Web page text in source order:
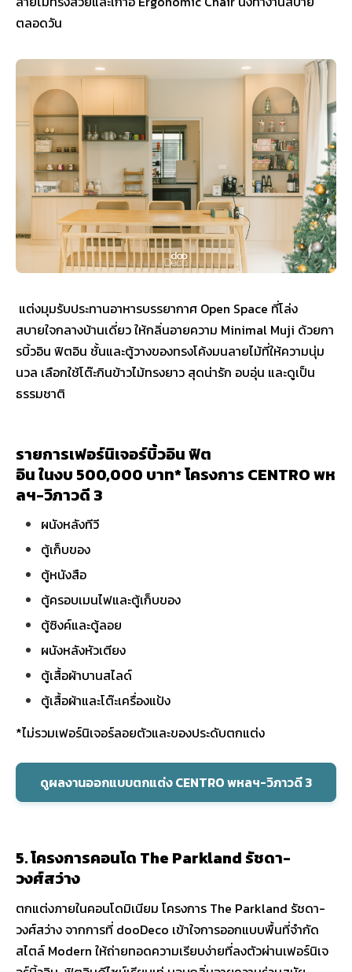
ตลอดวัน
แต่งมุมรับประทานอาหารบรรยากาศ Open Space ที่โล่ง
สบายใจกลางบ้านเดี่ยว ให้กลิ่นอายความ Minimal Muji ด้วยกา
รบิ้วอิน ฟิตอิน ชั้นและตู้วางของทรงโค้งมนลายไม้ที่ให้ความนุ่ม
นวล เลือกใช้โต๊ะกินข้าวไม้ทรงยาว สุดน่ารัก อบอุ่น และดูเป็น
ธรรมชาติ
รายการเฟอร์นิเจอร์บิ้วอิน ฟิต
อิน ในงบ 500,000 บาท* โครงการ CENTRO พห
ลฯ-วิภาวดี 3
ผนังหลังทีวี
ตู้เก็บของ
ตู้หนังสือ
ตู้ครอบเมนไฟและตู้เก็บของ
ตู้ซิงค์และตู้ลอย
ผนังหลังหัวเตียง
ตู้เสื้อผ้าบานสไลด์
ตู้เสื้อผ้าและโต๊ะเครื่องแป้ง
*ไม่รวมเฟอร์นิเจอร์ลอยตัวและของประดับตกแต่ง
ดูผลงานออกแบบตกแต่ง CENTRO พหลฯ-วิภาวดี 3
5. โครงการคอนโด The Parkland รัชดา-
วงศ์สว่าง
ตกแต่งภายในคอนโดมิเนียม โครงการ The Parkland รัชดา-
วงศ์สว่าง จากการที่ dooDeco เข้าใจการออกแบบพื้นที่จำกัด
สไตล์ Modern ให้ถ่ายทอดความเรียบง่ายที่ลงตัวผ่านเฟอร์นิเจ